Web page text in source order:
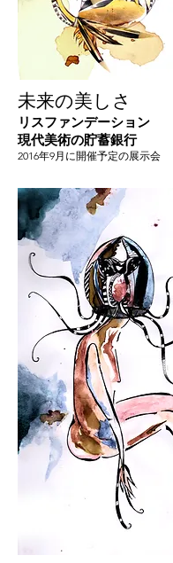
未来の美しさ
リスファンデーション
現代美術の貯蓄銀行
2016年9月に開催予定の展示会